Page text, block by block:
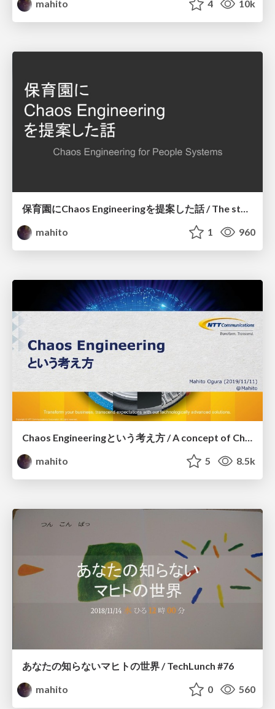
mahito 4 10k
保育園にChaos Engineeringを提案した話 / The story of proposing Chaos Engineering to a nursery school
mahito
1 960
mahito
5 8.5k
あなたの知らないマヒトの世界 / TechLunch #76
mahito
0 560